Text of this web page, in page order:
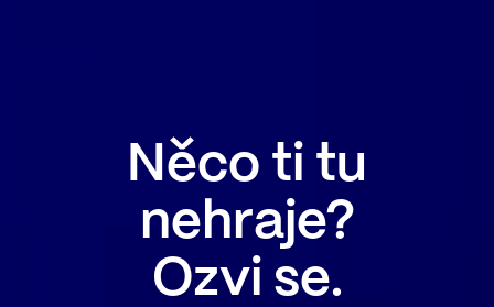
Něco ti tu
nehraje?
Ozvi se.